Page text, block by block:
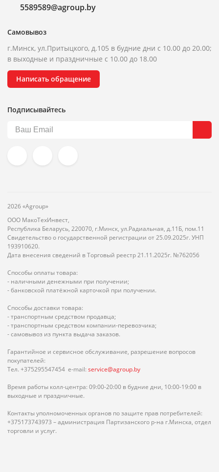
5589589@agroup.by
Самовывоз
г.Минск, ул.Притыцкого, д.105 в будние дни с 10.00 до 20.00;
в выходные и праздничные с 10.00 до 18.00
Написать обращение
Подписывайтесь
2026 «Agroup»
ООО МакоТехИнвест,
Республика Беларусь, 220070, г.Минск, ул.Радиальная, д.11Б, пом.11
Свидетельство о государственной регистрации от 25.09.2025г. УНП
193910620.
Дата внесения сведений в Торговый реестр 21.11.2025г. №762056
Способы оплаты товара:
- наличными денежными при получении;
- банковской платёжной карточкой при получении.
Способы доставки товара:
- транспортным средством продавца;
- транспортным средством компании-перевозчика;
- самовывоз из пункта выдача заказов.
Гарантийное и сервисное обслуживание, разрешение вопросов
покупателей:
Тел. +375295547454 e-mail: service@agroup.by
Время работы колл-центра: 09:00-20:00 в будние дни, 10:00-19:00 в
выходные и праздничные.
Контакты уполномоченных органов по защите прав потребителей:
+375173743973 – администрация Партизанского р-на г.Минска, отдел
торговли и услуг.